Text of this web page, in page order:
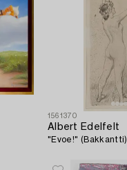
1561370
Albert Edelfelt
"Evoe!" (Bakkantti).